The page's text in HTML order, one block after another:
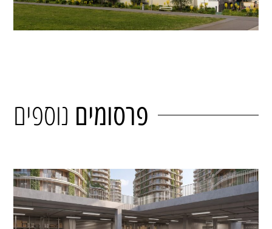
פרסומים נוספים